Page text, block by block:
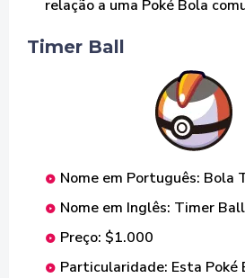
relação a uma Poké Bola
Timer Ball
Nome em Português: Bola
Nome em Inglês: Timer Ball
Preço: $1.000
Particularidade: Esta Poké